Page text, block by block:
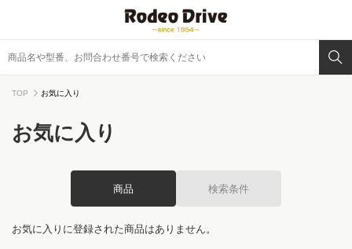
TOP お気に入り
お気に入り
商品 検索条件
お気に入りに登録された商品はありません。